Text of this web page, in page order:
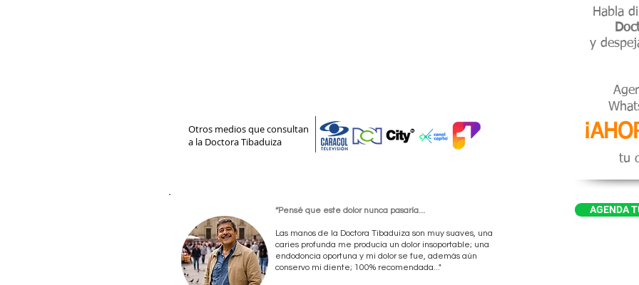
Otros medios que consultan
a la Doctora Tibaduiza
“Pensé que este dolor nunca pasaría...
Las manos de la Doctora Tibaduiza son muy suaves, una
caries profunda me producía un dolor insoportable; una
endodoncia oportuna y mi dolor se fue, además aún
conservo mi diente; 100% recomendada..."
Habla
y
tu
AGENDA